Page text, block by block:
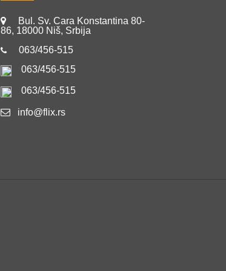
Bul. Sv. Cara Konstantina 80-
86, 18000 Niš, Srbija
063/456-515
063/456-515
063/456-515
info@flix.rs